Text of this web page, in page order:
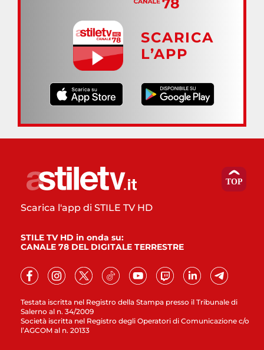
SCARICA
L’APP
Testata iscritta nel Registro della Stampa presso il Tribunale di
Salerno al n. 34/2009
Società iscritta nel Registro degli Operatori di Comunicazione c/o
l’AGCOM al n. 20133
Scarica l'app di STILE TV HD
STILE TV HD in onda su:
CANALE 78 DEL DIGITALE TERRESTRE